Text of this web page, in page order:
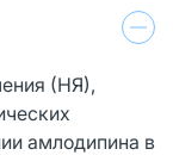
(НЯ),
амлодипина в